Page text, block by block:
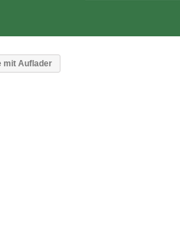
mit Auflader